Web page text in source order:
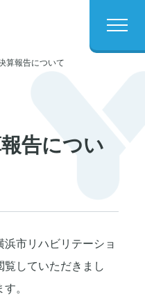
算報告について
告につい
市リハビリテーショ
覧していただきまし
。